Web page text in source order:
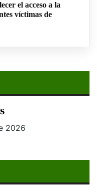
el acceso a la
víctimas de
2026